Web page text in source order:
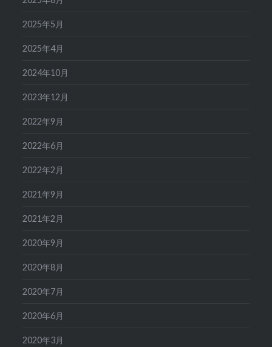
2025年5月
2025年4月
2024年10月
2023年12月
2022年9月
2022年6月
2022年2月
2021年9月
2021年2月
2020年9月
2020年8月
2020年7月
2020年6月
2020年3月